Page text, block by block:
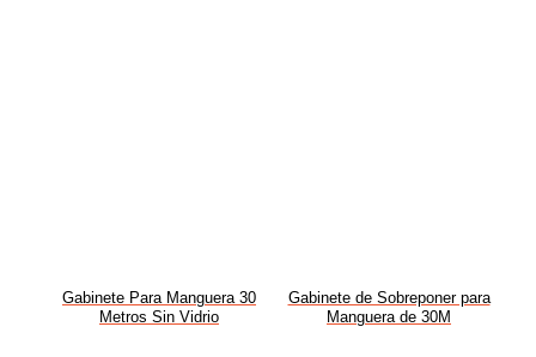
Gabinete Para Manguera 30
Metros Sin Vidrio
Gabinete de Sobreponer para
Manguera de 30M